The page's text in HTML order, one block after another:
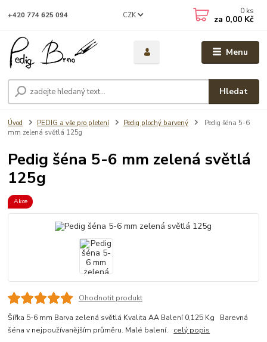
Menu
CZK
Hledat
+420 774 625 094 0 ks
za 0,00 Kč
Úvod PEDIG a vše pro pletení Pedig plochý barvený
Pedig šéna 5-6
mm zelená světlá 125g
Pedig šéna 5-6 mm zelená světlá
125g
Akce
Ohodnotit produkt
Šířka 5-6 mm Barva zelená světlá Kvalita AA Balení 0,125 Kg Barevná
šéna v nejpoužívanějším průměru. Malé balení. celý popis